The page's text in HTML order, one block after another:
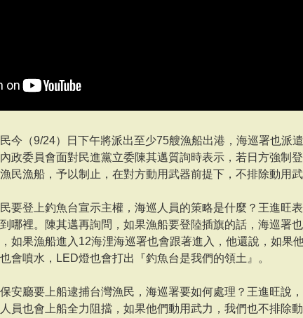
今（9/24）日下午將派出至少75艘漁船出港，海巡署也派
政委員會面對民進黨立委陳其邁質詢時表示，若日方強制
民漁船，予以制止，在對方動用武器前提下，不排除動用武
要登上釣魚台宣示主權，海巡人員的策略是什麼？王進旺
哪裡。陳其邁再詢問，如果漁船要登陸插旗的話，海巡署
如果漁船進入12海浬海巡署也會跟著進入，他還說，如果
會噴水，LED燈也會打出『釣魚台是我們的領土』。
安廳要上船逮捕台灣漁民，海巡署要如何處理？王進旺說
員也會上船全力阻擋，如果他們動用武力，我們也不排除動